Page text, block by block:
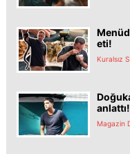
eti!
Kuralsız
anlattı!
Magazin